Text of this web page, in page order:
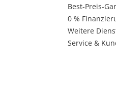
Best-Preis-
0 %
Weitere
Service &